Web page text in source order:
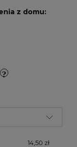
z domu:
14,50 zł